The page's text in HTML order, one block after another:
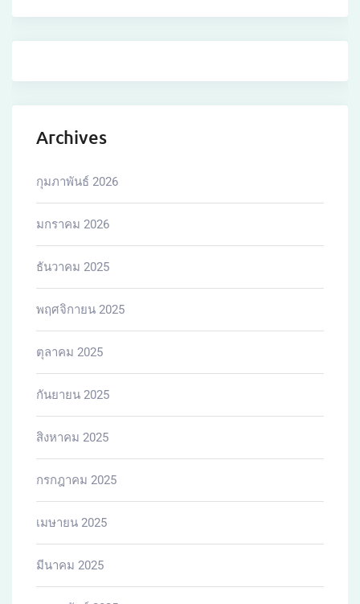
Archives
กุมภาพันธ์ 2026
มกราคม 2026
ธันวาคม 2025
พฤศจิกายน 2025
ตุลาคม 2025
กันยายน 2025
สิงหาคม 2025
กรกฎาคม 2025
เมษายน 2025
มีนาคม 2025